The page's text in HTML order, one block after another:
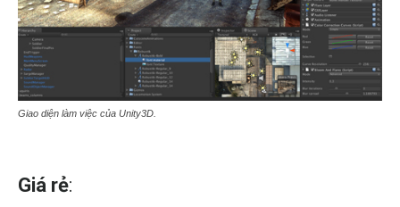
Giao diện làm việc của Unity3D.
Giá rẻ: